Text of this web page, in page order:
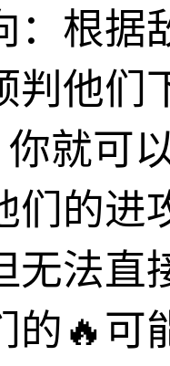
：根据
判他们
就可
们的进
无法直
的🔥可